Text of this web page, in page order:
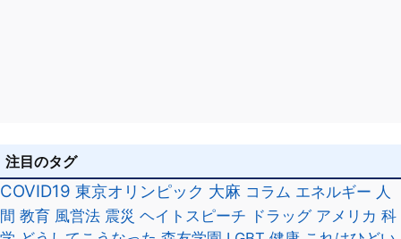
注目のタグ
COVID19 東京オリンピック 大麻 コラム エネルギー 人
間 教育 風営法 震災 ヘイトスピーチ ドラッグ アメリカ 科